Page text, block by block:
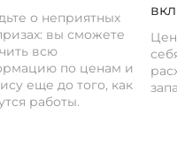
о неприятных
вы сможете
всю
по ценам и
еще до того, как
работы.